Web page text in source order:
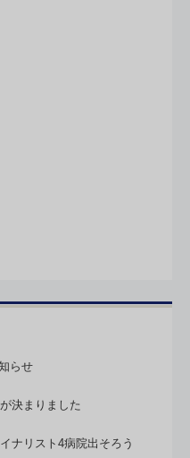
らせ
決まりました
ナリスト4病院出そろう